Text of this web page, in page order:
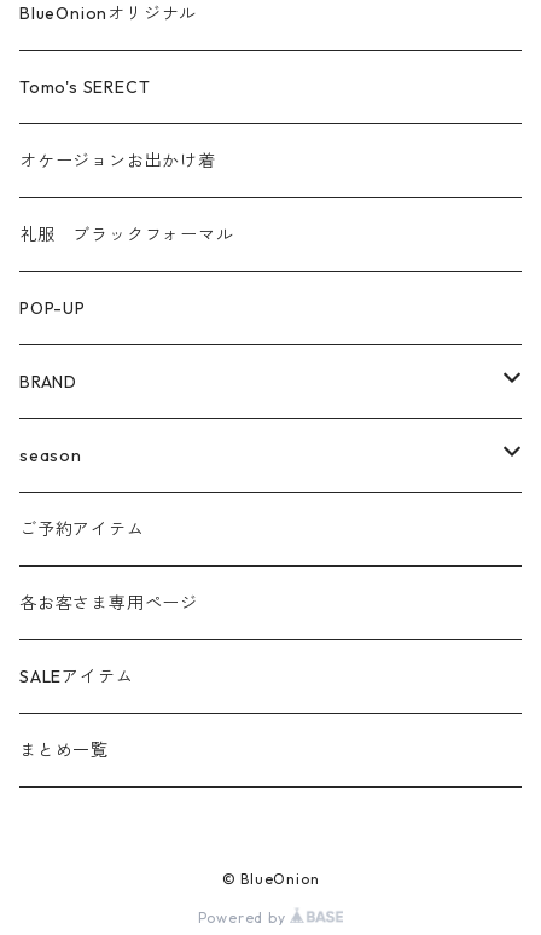
汗染み防止
BlueOnionオリジナル
Tomo's SERECT
オケージョンお出かけ着
礼服 ブラックフォーマル
POP-UP
BRAND
agnost
amo
anana
ante aciem
any
season
24ss
24aw
25ss
25aw
ご予約アイテム
各お客さま専用ページ
SALEアイテム
まとめ一覧
© BlueOnion
Powered by